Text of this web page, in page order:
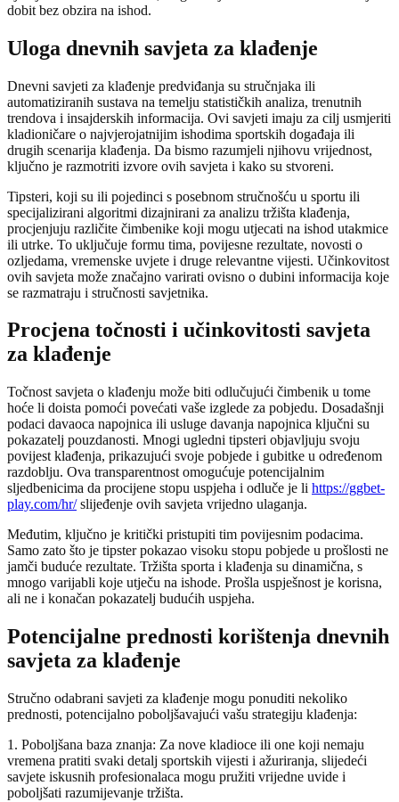
dobit bez obzira na ishod.
Uloga dnevnih savjeta za klađenje
Dnevni savjeti za klađenje predviđanja su stručnjaka ili
automatiziranih sustava na temelju statističkih analiza, trenutnih
trendova i insajderskih informacija. Ovi savjeti imaju za cilj usmjeriti
kladioničare o najvjerojatnijim ishodima sportskih događaja ili
drugih scenarija klađenja. Da bismo razumjeli njihovu vrijednost,
ključno je razmotriti izvore ovih savjeta i kako su stvoreni.
Tipsteri, koji su ili pojedinci s posebnom stručnošću u sportu ili
specijalizirani algoritmi dizajnirani za analizu tržišta klađenja,
procjenjuju različite čimbenike koji mogu utjecati na ishod utakmice
ili utrke. To uključuje formu tima, povijesne rezultate, novosti o
ozljedama, vremenske uvjete i druge relevantne vijesti. Učinkovitost
ovih savjeta može značajno varirati ovisno o dubini informacija koje
se razmatraju i stručnosti savjetnika.
Procjena točnosti i učinkovitosti savjeta
za klađenje
Točnost savjeta o klađenju može biti odlučujući čimbenik u tome
hoće li doista pomoći povećati vaše izglede za pobjedu. Dosadašnji
podaci davaoca napojnica ili usluge davanja napojnica ključni su
pokazatelj pouzdanosti. Mnogi ugledni tipsteri objavljuju svoju
povijest klađenja, prikazujući svoje pobjede i gubitke u određenom
razdoblju. Ova transparentnost omogućuje potencijalnim
sljedbenicima da procijene stopu uspjeha i odluče je li https://ggbet-
play.com/hr/slijeđenje ovih savjeta vrijedno ulaganja.
Međutim, ključno je kritički pristupiti tim povijesnim podacima.
Samo zato što je tipster pokazao visoku stopu pobjede u prošlosti ne
jamči buduće rezultate. Tržišta sporta i klađenja su dinamična, s
mnogo varijabli koje utječu na ishode. Prošla uspješnost je korisna,
ali ne i konačan pokazatelj budućih uspjeha.
Potencijalne prednosti korištenja dnevnih
savjeta za klađenje
Stručno odabrani savjeti za klađenje mogu ponuditi nekoliko
prednosti, potencijalno poboljšavajući vašu strategiju klađenja:
1. Poboljšana baza znanja: Za nove kladioce ili one koji nemaju
vremena pratiti svaki detalj sportskih vijesti i ažuriranja, slijedeći
savjete iskusnih profesionalaca mogu pružiti vrijedne uvide i
poboljšati razumijevanje tržišta.